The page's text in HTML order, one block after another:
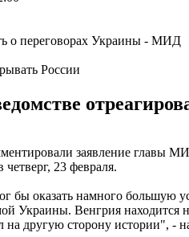
России
заявление главы
четверг, 23 февраля.
оказать намного большую
Украины. Венгрия
на другую сторону истории", -